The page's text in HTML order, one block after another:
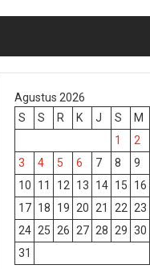
Agustus 2026
S
S R K J S
M
1
2
3
4 5 6 7 8
9
10
11 12 13 14 15
16
17 18 19 20 21 22
23
24 25 26 27 28 29 30
31